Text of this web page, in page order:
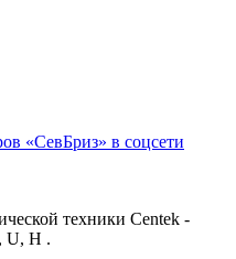
техники Centek -
U, Н .